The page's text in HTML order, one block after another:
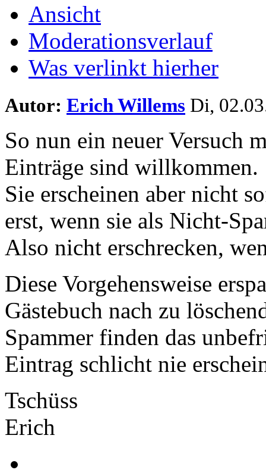
Ansicht
Moderationsverlauf
Was verlinkt hierher
Autor: Erich Willems Di,
So nun ein neuer Versuch
Einträge sind willkommen.
Sie erscheinen aber nicht
erst, wenn sie als Nicht-
Also nicht erschrecken,
Diese Vorgehensweise
Gästebuch nach zu
Spammer finden das
Eintrag schlicht nie
Tschüss
Erich